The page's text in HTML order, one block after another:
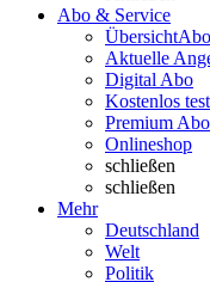
Abo & Service
Übersicht
Aktuelle
Digital Abo
Kostenlos
Premium Abo
Onlineshop
schließen
schließen
Mehr
Deutschland
Welt
Politik